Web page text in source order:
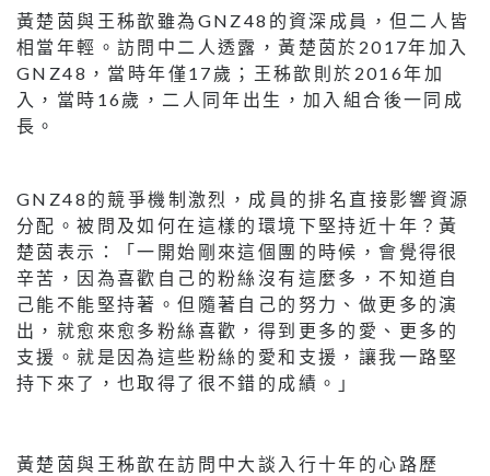
黃楚茵與王秭歆雖為GNZ48的資深成員，但二人皆
相當年輕。訪問中二人透露，黃楚茵於2017年加入
GNZ48，當時年僅17歲；王秭歆則於2016年加
入，當時16歲，二人同年出生，加入組合後一同成
長。
GNZ48的競爭機制激烈，成員的排名直接影響資源
分配。被問及如何在這樣的環境下堅持近十年？黃
楚茵表示：「一開始剛來這個團的時候，會覺得很
辛苦，因為喜歡自己的粉絲沒有這麼多，不知道自
己能不能堅持著。但隨著自己的努力、做更多的演
出，就愈來愈多粉絲喜歡，得到更多的愛、更多的
支援。就是因為這些粉絲的愛和支援，讓我一路堅
持下來了，也取得了很不錯的成績。」
黃楚茵與王秭歆在訪問中大談入行十年的心路歷